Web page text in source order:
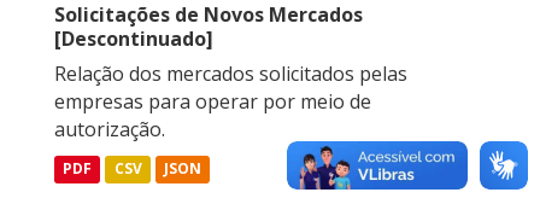
Solicitações de Novos Mercados
[Descontinuado]
Relação dos mercados solicitados pelas
empresas para operar por meio de
autorização.
PDF CSV JSON